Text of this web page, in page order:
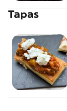
Tapas